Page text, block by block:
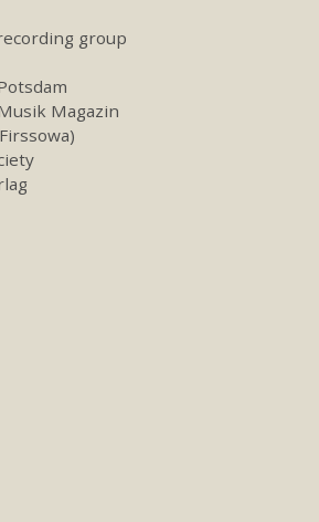
group
Magazin